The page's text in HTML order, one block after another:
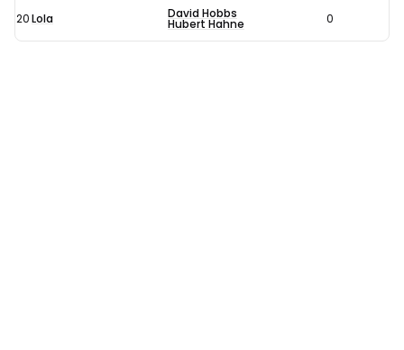
20Lola David Hobbs
Hubert Hahne 0